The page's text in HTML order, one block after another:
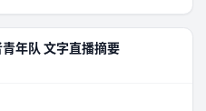
年队 文字直播摘要